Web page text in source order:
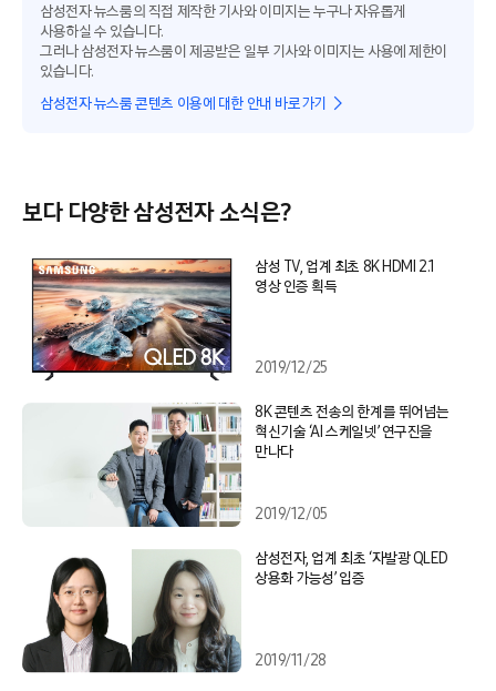
삼성전자 뉴스룸의 직접 제작한 기사와 이미지는 누구나 자유롭게
사용하실 수 있습니다.
그러나 삼성전자 뉴스룸이 제공받은 일부 기사와 이미지는 사용에 제한이
있습니다.
삼성전자 뉴스룸 콘텐츠 이용에 대한 안내 바로가기
보다 다양한 삼성전자 소식은?
삼성 TV, 업계 최초 8K HDMI 2.1
영상 인증 획득
2019/12/25
8K 콘텐츠 전송의 한계를 뛰어넘는
혁신기술 ‘AI 스케일넷’ 연구진을
만나다
2019/12/05
삼성전자, 업계 최초 ‘자발광 QLED
상용화 가능성’ 입증
2019/11/28